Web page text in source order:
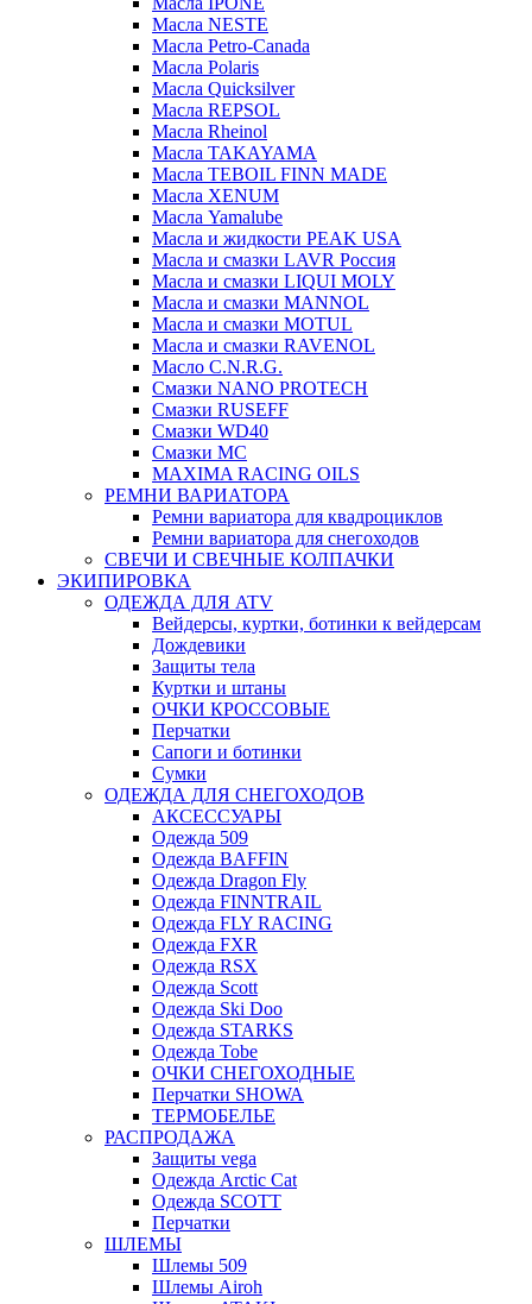
Масла NESTE
Масла Petro-Canada
Масла Polaris
Масла Quicksilver
Масла REPSOL
Масла Rheinol
Масла TAKAYAMA
Масла TEBOIL FINN MADE
Масла XENUM
Масла Yamalube
Масла и жидкости PEAK USA
Масла и смазки LAVR Россия
Масла и смазки LIQUI MOLY
Масла и смазки MANNOL
Масла и смазки MOTUL
Масла и смазки RAVENOL
Масло C.N.R.G.
Смазки NANO PROTECH
Смазки RUSEFF
Смазки WD40
Смазки МС
MAXIMA RACING OILS
РЕМНИ ВАРИАТОРА
Ремни вариатора для квадроциклов
Ремни вариатора для снегоходов
СВЕЧИ И СВЕЧНЫЕ КОЛПАЧКИ
ЭКИПИРОВКА
ОДЕЖДА ДЛЯ ATV
Вейдерсы, куртки, ботинки к вейдерсам
Дождевики
Защиты тела
Куртки и штаны
ОЧКИ КРОССОВЫЕ
Перчатки
Сапоги и ботинки
Сумки
ОДЕЖДА ДЛЯ СНЕГОХОДОВ
АКСЕССУАРЫ
Одежда 509
Одежда BAFFIN
Одежда Dragon Fly
Одежда FINNTRAIL
Одежда FLY RACING
Одежда FXR
Одежда RSX
Одежда Scott
Одежда Ski Doo
Одежда STARKS
Одежда Tobe
ОЧКИ СНЕГОХОДНЫЕ
Перчатки SHOWA
ТЕРМОБЕЛЬЕ
РАСПРОДАЖА
Защиты vega
Одежда Arctic Cat
Одежда SCOTT
Перчатки
ШЛЕМЫ
Шлемы 509
Шлемы Airoh